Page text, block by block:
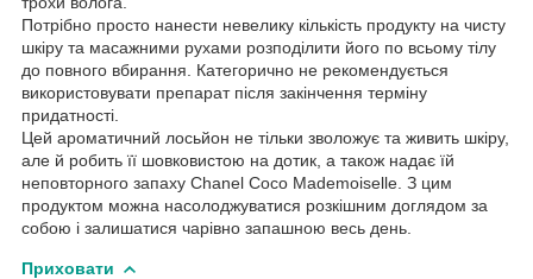
Потрібно просто нанести невелику кількість продукту на чисту
шкіру та масажними рухами розподілити його по всьому тілу
до повного вбирання. Категорично не рекомендується
використовувати препарат після закінчення терміну
придатності.
Цей ароматичний лосьйон не тільки зволожує та живить шкіру,
але й робить її шовковистою на дотик, а також надає їй
неповторного запаху Chanel Coco Mademoiselle. З цим
продуктом можна насолоджуватися розкішним доглядом за
собою і залишатися чарівно запашною весь день.
Приховати